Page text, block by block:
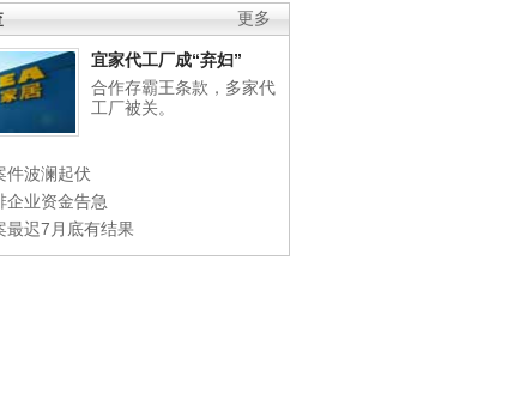
更多
宜家代工厂成“弃妇”
合作存霸王条款，多家代
工厂被关。
件波澜起伏
企业资金告急
最迟7月底有结果